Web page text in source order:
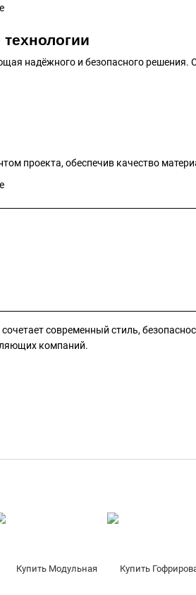
надёжного и безопасного решения.
проекта, обеспечив качество
современный стиль,
компаний.